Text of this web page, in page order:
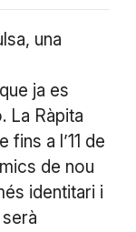
una
ja es
La Ràpita
fins a l’11 de
de nou
identitari i